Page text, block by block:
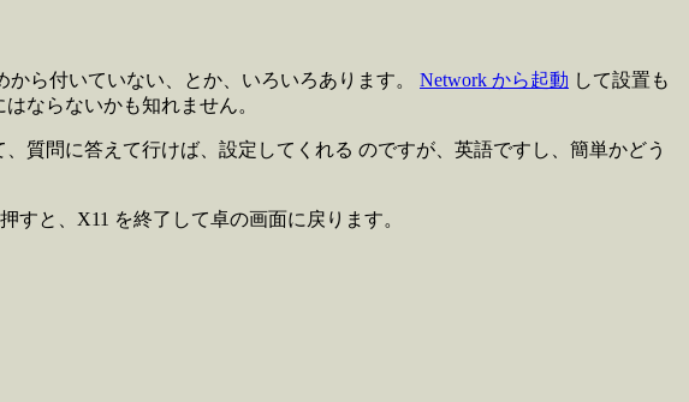
ら付いていない、とか、いろいろあります。 Network から起動 して設置も
ならないかも知れません。
、質問に答えて行けば、設定してくれる のですが、英語ですし、簡単かどう
すと、X11 を終了して卓の画面に戻ります。